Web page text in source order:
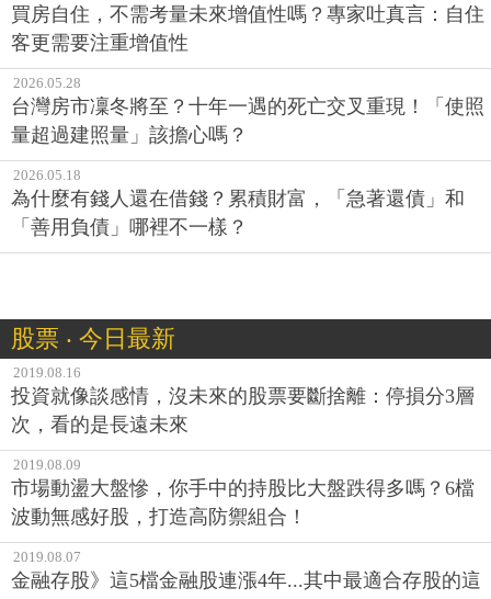
買房自住，不需考量未來增值性嗎？專家吐真言：自住
客更需要注重增值性
2026.05.28
台灣房市凜冬將至？十年一遇的死亡交叉重現！「使照
量超過建照量」該擔心嗎？
2026.05.18
為什麼有錢人還在借錢？累積財富，「急著還債」和
「善用負債」哪裡不一樣？
股票 ‧ 今日最新
2019.08.16
投資就像談感情，沒未來的股票要斷捨離：停損分3層
次，看的是長遠未來
2019.08.09
市場動盪大盤慘，你手中的持股比大盤跌得多嗎？6檔
波動無感好股，打造高防禦組合！
2019.08.07
金融存股》這5檔金融股連漲4年...其中最適合存股的這